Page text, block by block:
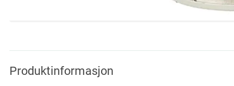
the
beginning
Produktinformasjon